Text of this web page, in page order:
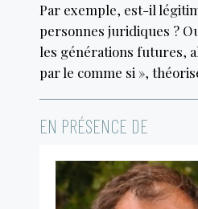
Par exemple, est-il
personnes juridiques ?
les générations futures,
par le comme si »,
EN PRÉSENCE DE